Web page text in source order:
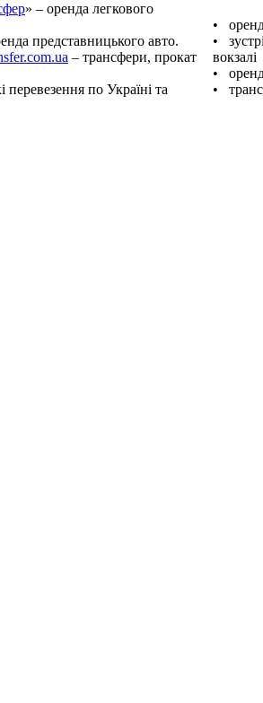
» – оренда легкового
представницького авто.
– трансфери, прокат
перевезення по Україні та
•
•
вокзалі
•
•